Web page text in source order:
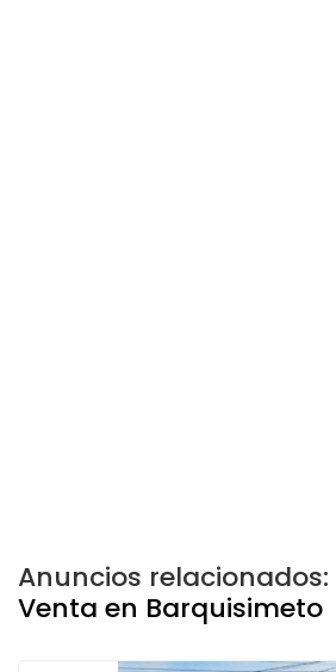
Anuncios relacionados:
Venta en Barquisimeto